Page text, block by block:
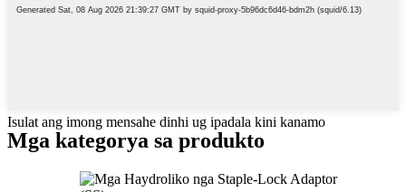
Isulat ang imong mensahe dinhi ug ipadala kini kanamo
Mga kategorya sa produkto